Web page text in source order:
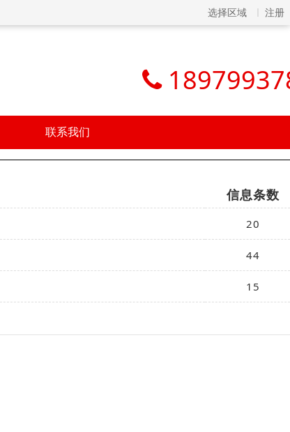
选择区域 注册
联系我们
信息条数
20
44
15